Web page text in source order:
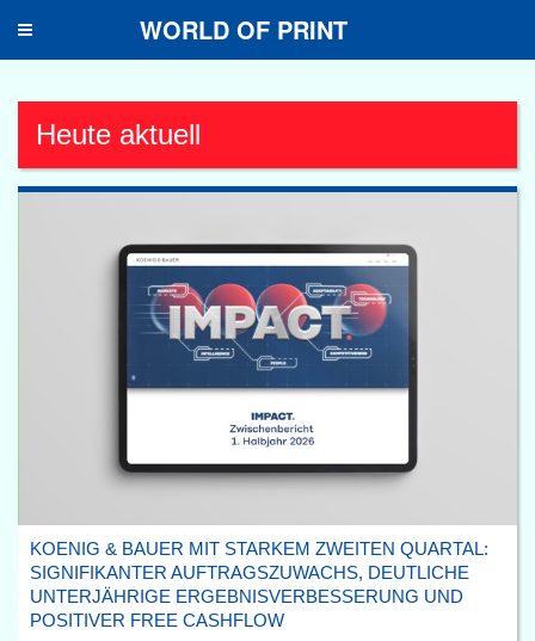
Toggle
WORLD OF PRINT
Heute aktuell
KOENIG & BAUER MIT STARKEM ZWEITEN QUARTAL:
SIGNIFIKANTER AUFTRAGSZUWACHS, DEUTLICHE
UNTERJÄHRIGE ERGEBNISVERBESSERUNG UND
POSITIVER FREE CASHFLOW